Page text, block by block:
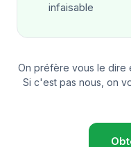
infaisable
On préfère vous le dire
Si c'est pas nous, on